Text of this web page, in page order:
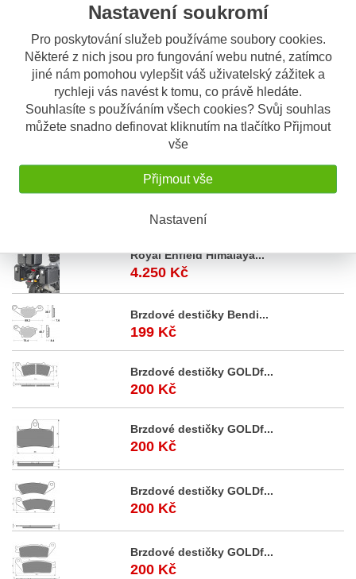
Nastavení soukromí
Pro poskytování služeb používáme soubory cookies.
Některé z nich jsou pro fungování webu nutné, zatímco
jiné nám pomohou vylepšit váš uživatelský zážitek a
rychleji vás navést k tomu, co právě hledáte.
Souhlasíte s používáním všech cookies? Svůj souhlas
můžete snadno definovat kliknutím na tlačítko Přijmout
vše
Přijmout vše
Nastavení
Sdílet
Popis Odeslat dotaz
Jehlový ventil karburátoru včetně sedla (1 ks)
Yamaha XJR 1200/1300 95-01
Royal Enfield Himalaya...
4.250 Kč
Brzdové destičky Bendi...
199 Kč
Brzdové destičky GOLDf...
200 Kč
Brzdové destičky GOLDf...
200 Kč
Brzdové destičky GOLDf...
200 Kč
Brzdové destičky GOLDf...
200 Kč